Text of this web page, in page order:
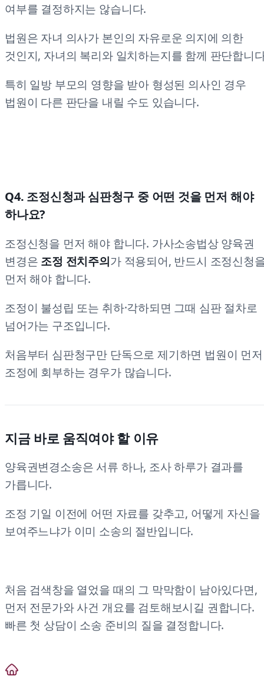
여부를 결정하지는 않습니다.
법원은 자녀 의사가 본인의 자유로운 의지에 의한
것인지, 자녀의 복리와 일치하는지를 함께 판단합니
특히 일방 부모의 영향을 받아 형성된 의사인 경우
법원이 다른 판단을 내릴 수도 있습니다.
Q4. 조정신청과 심판청구 중 어떤 것을 먼저 해야
하나요?
조정신청을 먼저 해야 합니다. 가사소송법상 양육권
변경은 조정 전치주의가 적용되어, 반드시 조정신청
먼저 해야 합니다.
조정이 불성립 또는 취하·각하되면 그때 심판 절차로
넘어가는 구조입니다.
처음부터 심판청구만 단독으로 제기하면 법원이 먼저
조정에 회부하는 경우가 많습니다.
지금 바로 움직여야 할 이유
양육권변경소송은 서류 하나, 조사 하루가 결과를
가릅니다.
조정 기일 이전에 어떤 자료를 갖추고, 어떻게 자신을
보여주느냐가 이미 소송의 절반입니다.
처음 검색창을 열었을 때의 그 막막함이 남아있다면,
먼저 전문가와 사건 개요를 검토해보시길 권합니다.
빠른 첫 상담이 소송 준비의 질을 결정합니다.